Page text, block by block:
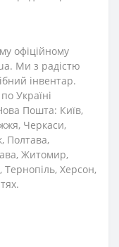
офіційному
Ми з радістю
інвентар.
Україні
Пошта: Київ,
Черкаси,
Полтава,
Житомир,
Херсон,